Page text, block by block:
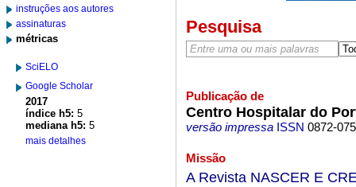
instruções aos autores
assinaturas
métricas
SciELO
Google Scholar
2017
índice h5: 5
mediana h5: 5
mais detalhes
Pesquisa
Publicação de
Centro Hospitalar do
versão impressaISSN 0872-
Missão
A Revista NASCER E